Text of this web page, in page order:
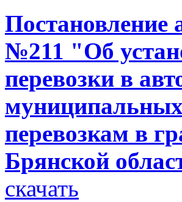
Постановление
№211 "Об
перевозки в
перевозкам в
Брянской
скачать